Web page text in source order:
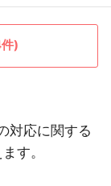
)
対応に関する
す。